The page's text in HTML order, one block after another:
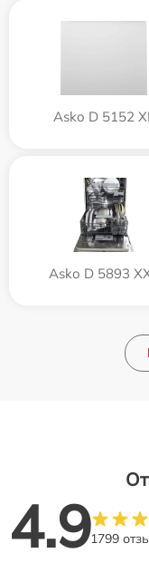
Asko D 5152 XL
Asko D 5893
4.91799